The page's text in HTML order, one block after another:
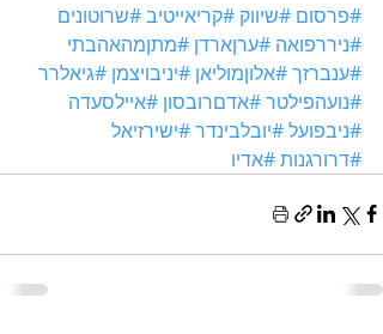
#פרסום #שיווק #קריאייטיב#שרוטונים
#ניררפואה #ערןארדן #מתןמהאהבתי
#ענברזך#אלוןמוליאן #יניבויצמן #גיאלרר
#נועהפילטר#אדםרובסון #איילסעדה
#ניבפועל#יובלבינדר#ישירזיאל
#דרורגנות#אדיו